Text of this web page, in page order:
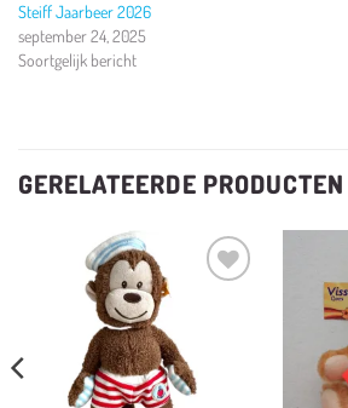
Steiff Jaarbeer 2026
september 24, 2025
Soortgelijk bericht
GERELATEERDE PRODUCTEN
Toevoegen
verlanglijst